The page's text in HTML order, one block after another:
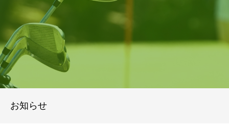
お知らせ
競技概要
年間スケジュール
試合報告